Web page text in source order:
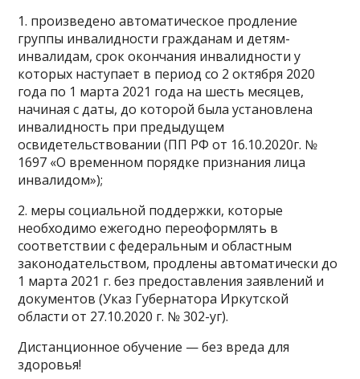
1. произведено автоматическое продление
группы инвалидности гражданам и детям-
инвалидам, срок окончания инвалидности у
которых наступает в период со 2 октября 2020
года по 1 марта 2021 года на шесть месяцев,
начиная с даты, до которой была установлена
инвалидность при предыдущем
освидетельствовании (ПП РФ от 16.10.2020г. №
1697 «О временном порядке признания лица
инвалидом»);
2. меры социальной поддержки, которые
необходимо ежегодно переоформлять в
соответствии с федеральным и областным
законодательством, продлены автоматически до
1 марта 2021 г. без предоставления заявлений и
документов (Указ Губернатора Иркутской
области от 27.10.2020 г. № 302-уг).
Дистанционное обучение — без вреда для
здоровья!